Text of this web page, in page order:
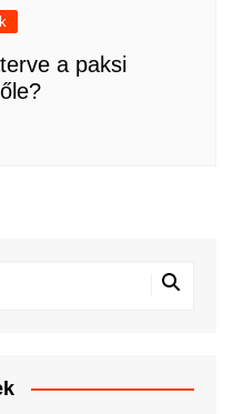
a paksi